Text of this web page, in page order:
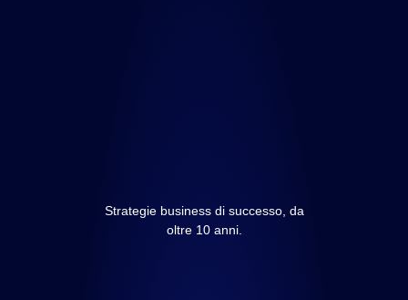
Strategie business di successo, da
oltre 10 anni.